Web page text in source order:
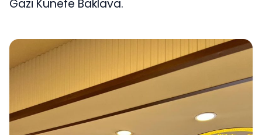
Gazi Künefe Baklava.